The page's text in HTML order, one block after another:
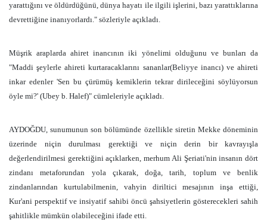
yarattığını ve öldürdüğünü, dünya hayatı ile ilgili işlerini, bazı yarattıklarına
devrettiğine inanıyorlardı." sözleriyle açıkladı.
Müşrik araplarda ahiret inancının iki yönelimi olduğunu ve bunları da
"Maddi şeylerle ahireti kurtaracaklarını sananlar(Beliyye inancı) ve ahireti
inkar edenler 'Sen bu çürümüş kemiklerin tekrar dirileceğini söylüyorsun
öyle mi?' (Ubey b. Halef)" cümleleriyle açıkladı.
AYDOĞDU, sunumunun son bölümünde özellikle siretin Mekke döneminin
üzerinde niçin durulması gerektiği ve niçin derin bir kavrayışla
değerlendirilmesi gerektiğini açıklarken, merhum Ali Şeriati'nin insanın dört
zindanı metaforundan yola çıkarak, doğa, tarih, toplum ve benlik
zindanlarından kurtulabilmenin, vahyin diriltici mesajının inşa ettiği,
Kur'ani perspektif ve insiyatif sahibi öncü şahsiyetlerin gösterecekleri sahih
şahitlikle mümkün olabileceğini ifade etti.